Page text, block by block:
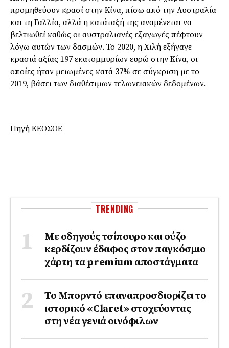
προμηθεύουν κρασί στην Κίνα, πίσω από την Αυστραλία
και τη Γαλλία, αλλά η κατάταξή της αναμένεται να
βελτιωθεί καθώς οι αυστραλιανές εξαγωγές πέφτουν
λόγω αυτών των δασμών. Το 2020, η Χιλή εξήγαγε
κρασιά αξίας 197 εκατομμυρίων ευρώ στην Κίνα, οι
οποίες ήταν μειωμένες κατά 37% σε σύγκριση με το
2019, βάσει των διαθέσιμων τελωνειακών δεδομένων.
Πηγή ΚΕΟΣΟΕ
TRENDING
Με οδηγούς τσίπουρο και ούζο
κερδίζουν έδαφος στoν παγκόσμιο
χάρτη τα premium αποστάγματα
Το Μπορντό επαναπροσδιορίζει το
ιστορικό «Claret» στοχεύοντας
στη νέα γενιά οινόφιλων